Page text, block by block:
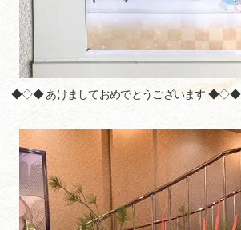
◆◇◆ あけましておめでとうございます ◆◇◆